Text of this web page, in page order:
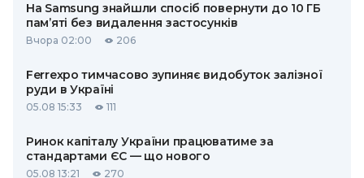
На Samsung знайшли спосіб повернути до 10 ГБ
пам’яті без видалення застосунків
Вчора 02:00 206
Ferrexpo тимчасово зупиняє видобуток залізної
руди в Україні
05.08 15:33 111
Ринок капіталу України працюватиме за
стандартами ЄС — що нового
05.08 13:21 270